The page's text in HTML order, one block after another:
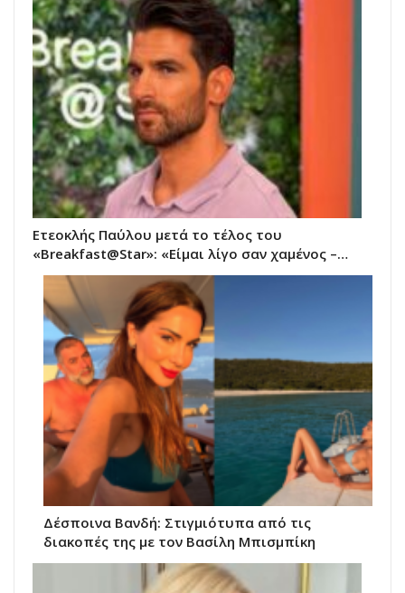
Ετεοκλής Παύλου μετά το τέλος του
«Breakfast@Star»: «Είμαι λίγο σαν χαμένος –…
Δέσποινα Βανδή: Στιγμιότυπα από τις
διακοπές της με τον Βασίλη Μπισμπίκη